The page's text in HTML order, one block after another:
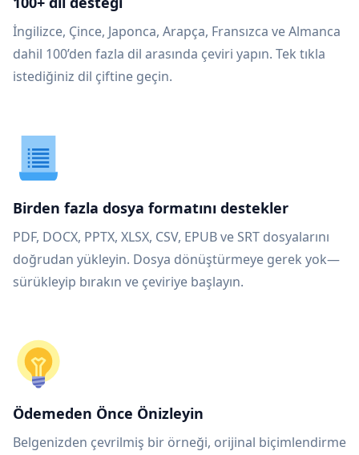
İngilizce, Çince, Japonca, Arapça, Fransızca ve Almanca
dahil 100’den fazla dil arasında çeviri yapın. Tek tıkla
istediğiniz dil çiftine geçin.
Birden fazla dosya formatını destekler
PDF, DOCX, PPTX, XLSX, CSV, EPUB ve SRT dosyalarını
doğrudan yükleyin. Dosya dönüştürmeye gerek yok—
sürükleyip bırakın ve çeviriye başlayın.
Ödemeden Önce Önizleyin
Belgenizden çevrilmiş bir örneği, orijinal biçimlendirme